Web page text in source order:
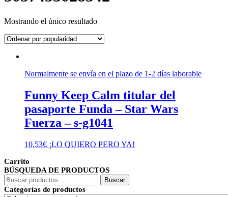
Mostrando el único resultado
Normalmente se envía en el plazo de 1-2 días laborable
Funny Keep Calm titular del
pasaporte Funda – Star Wars
Fuerza – s-g1041
10,53€ ¡LO QUIERO PERO YA!
Carrito
BÚSQUEDA DE PRODUCTOS
Buscar
por:
Buscar
Categorías de productos